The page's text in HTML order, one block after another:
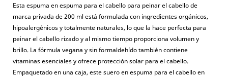
Esta espuma en espuma para el cabello para peinar el cabello de
marca privada de 200 ml está formulada con ingredientes orgánicos,
hipoalergénicos y totalmente naturales, lo que la hace perfecta para
peinar el cabello rizado y al mismo tiempo proporciona volumen y
brillo. La fórmula vegana y sin formaldehído también contiene
vitaminas esenciales y ofrece protección solar para el cabello.
Empaquetado en una caja, este suero en espuma para el cabello en